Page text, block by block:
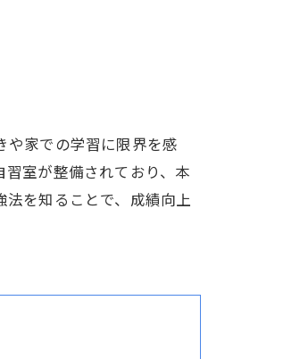
や家での学習に限界を感
室が整備されており、本
を知ることで、成績向上